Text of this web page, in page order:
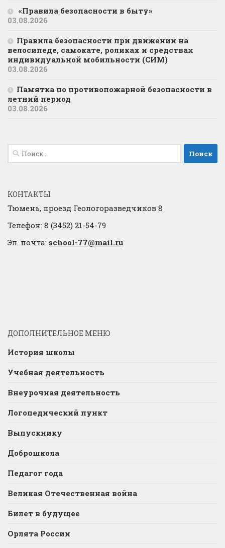
«Правила безопасности в быту»
03.08.2026
Правила безопасности при движении на
велосипеде, самокате, роликах и средствах
индивидуальной мобильности (СИМ)
03.08.2026
Памятка по противопожарной безопасности в
летний период
03.08.2026
Найти:
КОНТАКТЫ
Тюмень, проезд Геологоразведчиков 8
Телефон: 8 (3452) 21-54-79
Эл. почта: school-77@mail.ru
ДОПОЛНИТЕЛЬНОЕ МЕНЮ
История школы
Учебная деятельность
Внеурочная деятельность
Логопедический пункт
Выпускнику
Доброшкола
Педагог года
Великая Отечественная война
Билет в будущее
Орлята России